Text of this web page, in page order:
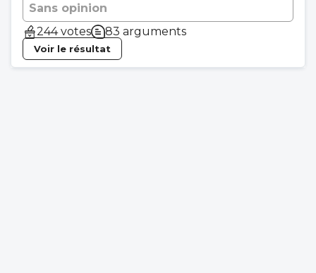
Sans opinion
244 votes
83 arguments
Voir le résultat